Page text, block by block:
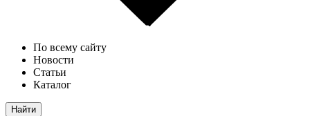
По всему сайту
Новости
Статьи
Каталог
Найти